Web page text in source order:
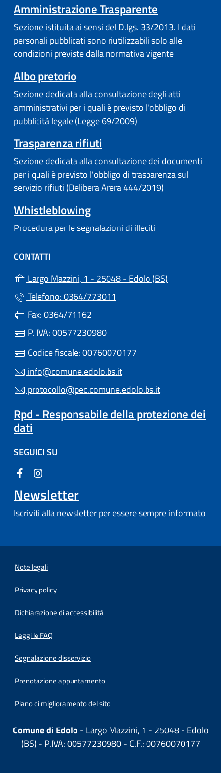
Amministrazione Trasparente
Sezione istituita ai sensi del D.lgs. 33/2013. I dati
personali pubblicati sono riutilizzabili solo alle
condizioni previste dalla normativa vigente
Albo pretorio
Sezione dedicata alla consultazione degli atti
amministrativi per i quali è previsto l'obbligo di
pubblicità legale (Legge 69/2009)
Trasparenza rifiuti
Sezione dedicata alla consultazione dei documenti
per i quali è previsto l'obbligo di trasparenza sul
servizio rifiuti (Delibera Arera 444/2019)
Whistleblowing
Procedura per le segnalazioni di illeciti
CONTATTI
Largo Mazzini, 1 - 25048 - Edolo (BS)
Telefono: 0364/773011
Fax: 0364/71162
P. IVA: 00577230980
Codice fiscale: 00760070177
info@comune.edolo.bs.it
protocollo@pec.comune.edolo.bs.it
Rpd - Responsabile della protezione dei
dati
SEGUICI SU
Newsletter
Iscriviti alla newsletter per essere sempre informato
Note legali
Privacy policy
Dichiarazione di accessibilità
Leggi le FAQ
Segnalazione disservizio
Prenotazione appuntamento
Piano di miglioramento del sito
Comune di Edolo - Largo Mazzini, 1 - 25048 - Edolo
(BS) - P.IVA: 00577230980 - C.F.: 00760070177